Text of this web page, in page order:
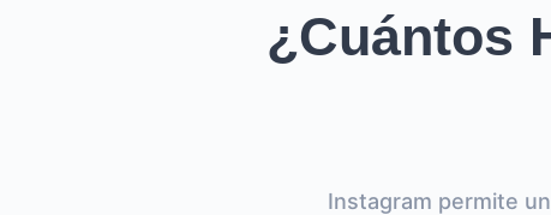
¿Cuántos
Instagram permite